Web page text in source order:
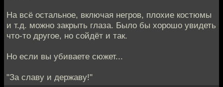
На всё остальное, включая негров, плохие костюмы
и т.д. можно закрыть глаза. Было бы хорошо увидеть
что-то другое, но сойдёт и так.
Но если вы убиваете сюжет...
"За славу и державу!"